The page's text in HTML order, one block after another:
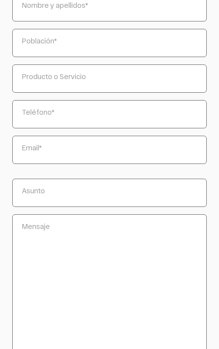
Nombre y apellidos*
Población*
Producto o Servicio
Teléfono*
Email*
Asunto
Mensaje